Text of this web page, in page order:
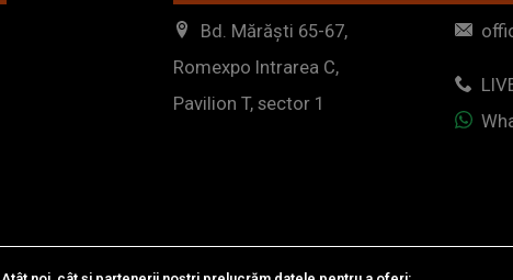
Bd. Mărăști 65-67,
Romexpo Intrarea C,
Pavilion T, sector 1